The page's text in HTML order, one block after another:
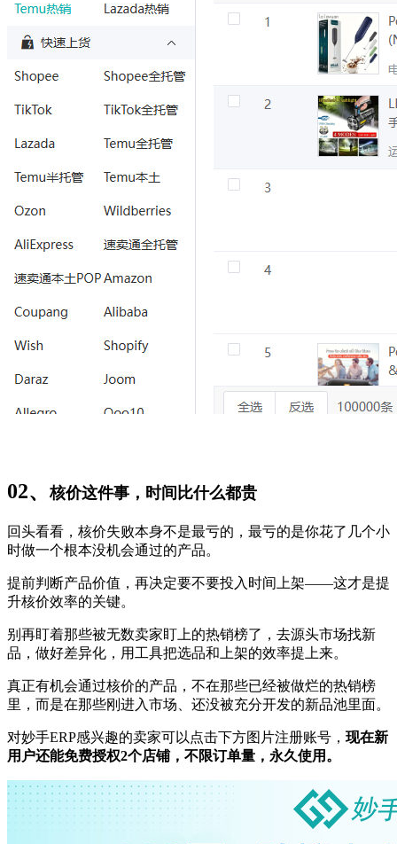
02、核价这件事，时间比什么都贵
回头看看，核价失败本身不是最亏的，最亏的是你花了几个小
时做一个根本没机会通过的产品。
提前判断产品价值，再决定要不要投入时间上架——这才是提
升核价效率的关键。
别再盯着那些被无数卖家盯上的热销榜了，去源头市场找新
品，做好差异化，用工具把选品和上架的效率提上来。
真正有机会通过核价的产品，不在那些已经被做烂的热销榜
里，而是在那些刚进入市场、还没被充分开发的新品池里面。
对妙手ERP感兴趣的卖家可以点击下方图片注册账号， 现在新
用户还能免费授权2个店铺，不限订单量，永久使用。